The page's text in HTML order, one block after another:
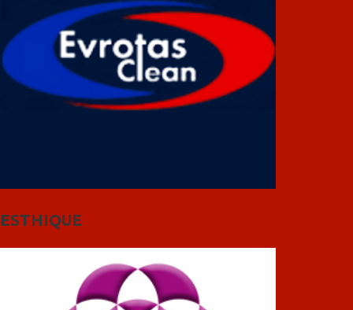
ESTHIQUE